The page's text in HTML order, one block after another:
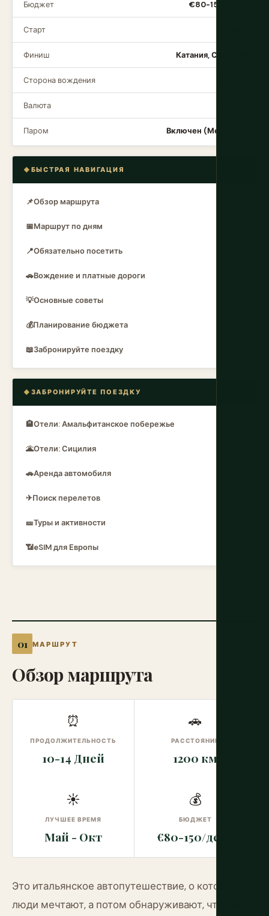
МАРШРУТ
Обзор маршрута
⏰
ПРОДОЛЖИТЕЛЬНОСТЬ
10-14 Дней
🚗
РАССТОЯНИЕ
1200 км
☀
ЛУЧШЕЕ ВРЕМЯ
Май - Окт
💰
БЮДЖЕТ
€80-150/день
Это итальянское автопутешествие, о котором
люди мечтают, а потом обнаруживают, что оно
Бюджет €80-150/день
Старт
Финиш Катания, Сицилия
Сторона вождения
Валюта
Паром Включен (Мессина)
БЫСТРАЯ НАВИГАЦИЯ
📌Обзор маршрута
📅Маршрут по дням
📍Обязательно посетить
🚗Вождение и платные дороги
💡Основные советы
💰Планирование бюджета
📖Забронируйте поездку
ЗАБРОНИРУЙТЕ ПОЕЗДКУ
🏨Отели: Амальфитанское побережье
🌋Отели: Сицилия
🚗Аренда автомобиля
✈Поиск перелетов
🎫Туры и активности
📶eSIM для Европы